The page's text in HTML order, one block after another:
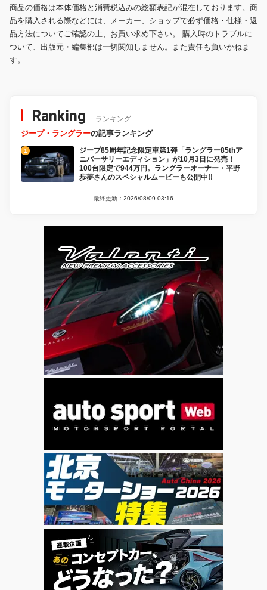
商品の価格は本体価格と消費税込みの総額表記が混在しております。商
品を購入される際などには、メーカー、ショップで必ず価格・仕様・返
品方法についてご確認の上、お買い求め下さい。 購入時のトラブルに
ついて、出版元・編集部は一切関知しません。また責任も負いかねま
す。
Ranking ランキング
ジープ・ラングラーの記事ランキング
ジープ85周年記念限定車第1弾「ラングラー85thア
ニバーサリーエディション」が10月3日に発売！
100台限定で944万円。ラングラーオーナー・平野
歩夢さんのスペシャルムービーも公開中!!
最終更新：2026/08/09 03:16